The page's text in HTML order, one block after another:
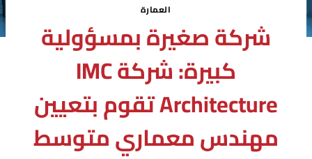
العمارة
شركة صغيرة بمسؤولية
كبيرة: شركة IMC
Architecture تقوم بتعيين
مهندس معماري متوسط